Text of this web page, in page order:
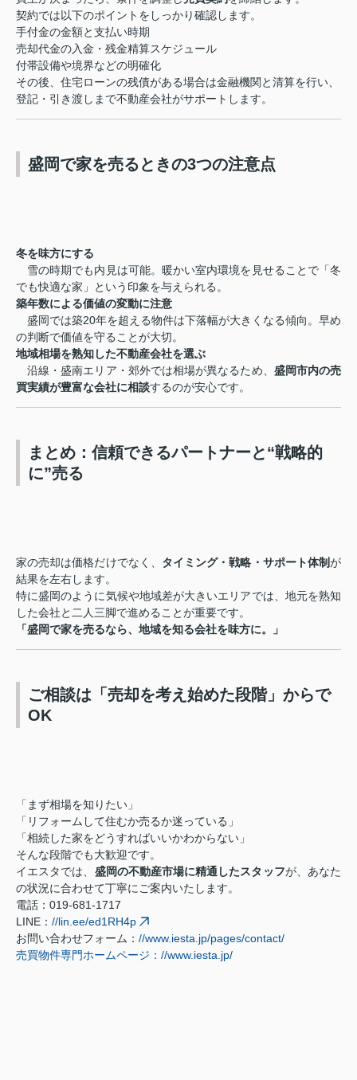
契約では以下のポイントをしっかり確認します。
手付金の金額と支払い時期
売却代金の入金・残金精算スケジュール
付帯設備や境界などの明確化
その後、住宅ローンの残債がある場合は金融機関と清算を行い、
登記・引き渡しまで不動産会社がサポートします。
盛岡で家を売るときの3つの注意点
冬を味方にする
雪の時期でも内見は可能。暖かい室内環境を見せることで「冬
でも快適な家」という印象を与えられる。
築年数による価値の変動に注意
盛岡では築20年を超える物件は下落幅が大きくなる傾向。早め
の判断で価値を守ることが大切。
地域相場を熟知した不動産会社を選ぶ
沿線・盛南エリア・郊外では相場が異なるため、 盛岡市内の売
買実績が豊富な会社に相談するのが安心です。
まとめ：信頼できるパートナーと“戦略的
に”売る
家の売却は価格だけでなく、 タイミング・戦略・サポート体制が
結果を左右します。
特に盛岡のように気候や地域差が大きいエリアでは、地元を熟知
した会社と二人三脚で進めることが重要です。
「盛岡で家を売るなら、地域を知る会社を味方に。」
ご相談は「売却を考え始めた段階」からで
OK
「まず相場を知りたい」
「リフォームして住むか売るか迷っている」
「相続した家をどうすればいいかわからない」
そんな段階でも大歓迎です。
イエスタでは、 盛岡の不動産市場に精通したスタッフが、あなた
の状況に合わせて丁寧にご案内いたします。
電話：019-681-1717
LINE： //lin.ee/ed1RH4p
お問い合わせフォーム： //www.iesta.jp/pages/contact/
売買物件専門ホームページ：//www.iesta.jp/